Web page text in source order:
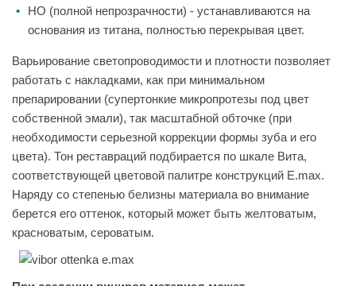
HO (полной непрозрачности) - устанавливаются на
основания из титана, полностью перекрывая цвет.
Варьирование светопроводимости и плотности позволяет
работать с накладками, как при минимальном
препарировании (супертонкие микропротезы под цвет
собственной эмали), так масштабной обточке (при
необходимости серьезной коррекции формы зуба и его
цвета). Тон реставраций подбирается по шкале Вита,
соответствующей цветовой палитре конструкций E.max.
Наряду со степенью белизны материала во внимание
берется его оттенок, который может быть желтоватым,
красноватым, сероватым.